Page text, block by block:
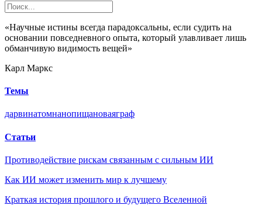
«Научные истины всегда парадоксальны, если судить на
основании повседневного опыта, который улавливает лишь
обманчивую видимость вещей»
Карл Маркс
Темы
дарвинатомнанопищановаяграф
Статьи
Противодействие рискам связанным с сильным ИИ
Как ИИ может изменить мир к лучшему
Краткая история прошлого и будущего Вселенной